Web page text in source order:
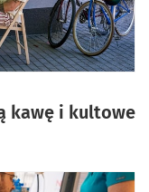
kawę i kultowe